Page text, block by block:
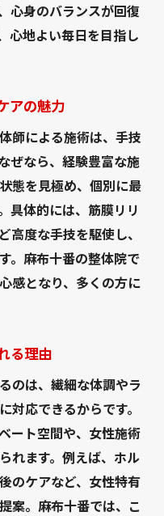
心身のバランスが回復
心地よい毎日を目指し
アの魅力
師による施術は、手技
ぜなら、経験豊富な施
態を見極め、個別に最
具体的には、筋膜リリ
高度な手技を駆使し、
。麻布十番の整体院で
感となり、多くの方に
る理由
のは、繊細な体調やラ
対応できるからです。
ート空間や、女性施術
れます。例えば、ホル
のケアなど、女性特有
案。麻布十番では、こ